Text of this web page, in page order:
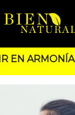
EN ARMONÍA